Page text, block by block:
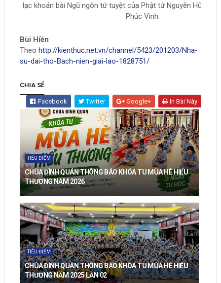
lạc khoản bài Ngũ ngôn tứ tuyệt của Phật tử Nguyễn Hữu
Phúc Vinh.
Bùi Hiền
Theo http://kienthuc.net.vn/channel/5423/201203/Nha-
su-dai-tho-Bach-nien-giai-lao-1828751/
CHIA SẺ
Facebook Twitter Google+ In Bài Này
TIÊU ĐIỂM
CHÙA ĐÌNH QUÁN THÔNG BÁO KHÓA TU MÙA HÈ HIỂU
THƯƠNG NĂM 2026
TIÊU ĐIỂM
CHÙA ĐÌNH QUÁN THÔNG BÁO KHÓA TU MÙA HÈ HIỂU
THƯƠNG NĂM 2025 LẦN 02